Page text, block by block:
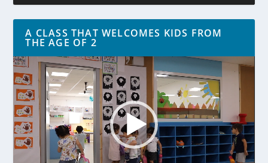
A CLASS THAT WELCOMES KIDS FROM
THE AGE OF 2
Lecteur
vidéo